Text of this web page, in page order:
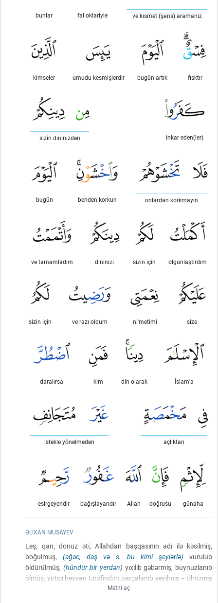
ve kısmet (şans) aramanız
fal oklariyle
bunlar
fısktır
bugün artık
umudu kesmişlerdir
kimseler
inkar eden(ler)
sizin dininizden
onlardan korkmayın
benden korkun
bugün
olgunlaştırdım
sizin için
dininizi
ve tamamladım
size
ni'metimi
ve razı oldum
sizin için
İslam'a
din olarak
kim
daralırsa
açlıktan
istekle yönelmeden
günaha
doğrusu
Allah
bağışlayandır
esirgeyendir
ƏLIXAN MUSAYEV
Leş, qan, donuz əti, Allahdan başqasının adı ilə kəsilmiş,
boğulmuş, (ağac, daş və s. bu kimi şeylərlə) vurulub
öldürülmüş, (hündür bir yerdən) yıxılıb gəbərmiş, buynuzlanıb
ölmüş, yırtıcı heyvan tərəfindən parçalanıb yeyilmiş – ölməmiş
kəsdikləriniz istisnadır – dik qoyulmuş daşlar
Mətni aç